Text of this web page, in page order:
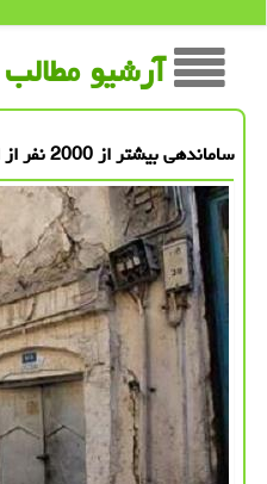
آرشیو مطالب
ساماندهی بیشتر از 2000 نفر از افراد صدمه دیده اجتماعی